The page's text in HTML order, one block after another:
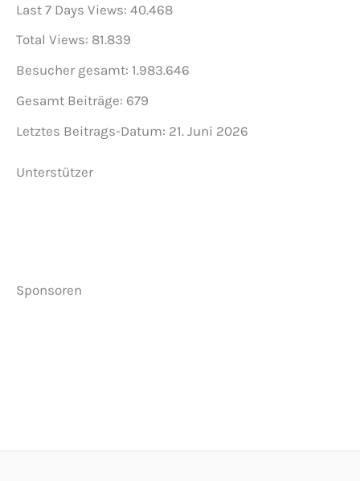
Last 7 Days Views: 40.468
Total Views: 81.839
Besucher gesamt: 1.983.646
Gesamt Beiträge: 679
Letztes Beitrags-Datum: 21. Juni 2026
Unterstützer
Sponsoren